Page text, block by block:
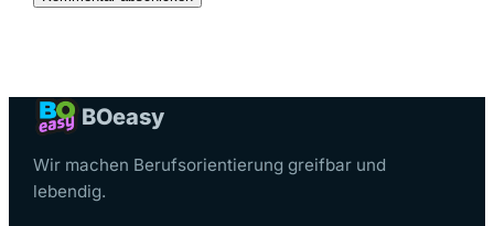
BOeasy
Wir machen Berufsorientierung greifbar und
lebendig.